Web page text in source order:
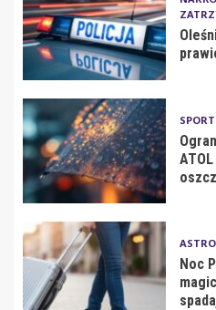
SPORT
Noc